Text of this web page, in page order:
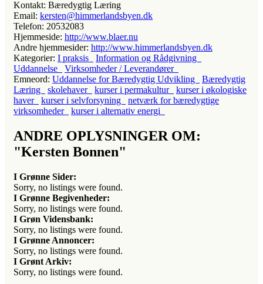
Kontakt: Bæredygtig Læring
Email: kersten@himmerlandsbyen.dk
Telefon: 20532083
Hjemmeside: http://www.blaer.nu
Andre hjemmesider: http://www.himmerlandsbyen.dk
Kategorier: I praksis
Information og Rådgivning
Uddannelse
Virksomheder / Leverandører
Emneord: Uddannelse for Bæredygtig Udvikling
Bæredygtig
Læring
skolehaver kurser i permakultur
kurser i økologiske
haver
kurser i selvforsyning
netværk for bæredygtige
virksomheder
kurser i alternativ energi
ANDRE OPLYSNINGER OM:
"Kersten Bonnen"
I Grønne Sider:
Sorry, no listings were found.
I Grønne Begivenheder:
Sorry, no listings were found.
I Grøn Vidensbank:
Sorry, no listings were found.
I Grønne Annoncer:
Sorry, no listings were found.
I Grønt Arkiv:
Sorry, no listings were found.